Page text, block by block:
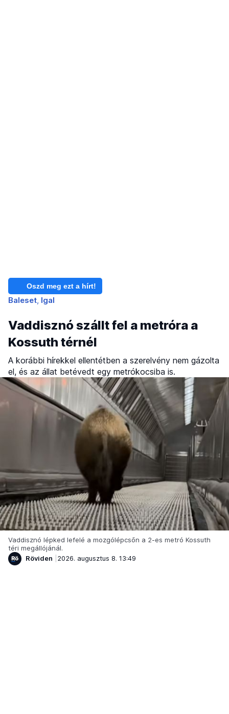
Oszd meg ezt a hírt!
Baleset Igal
Vaddisznó szállt fel a metróra a
Kossuth térnél
A korábbi hírekkel ellentétben a szerelvény nem gázolta
el, és az állat betévedt egy metrókocsiba is.
Vaddisznó lépked lefelé a mozgólépcsőn a 2-es metró Kossuth
téri megállójánál.
Röviden
2026. augusztus 8. 13:49